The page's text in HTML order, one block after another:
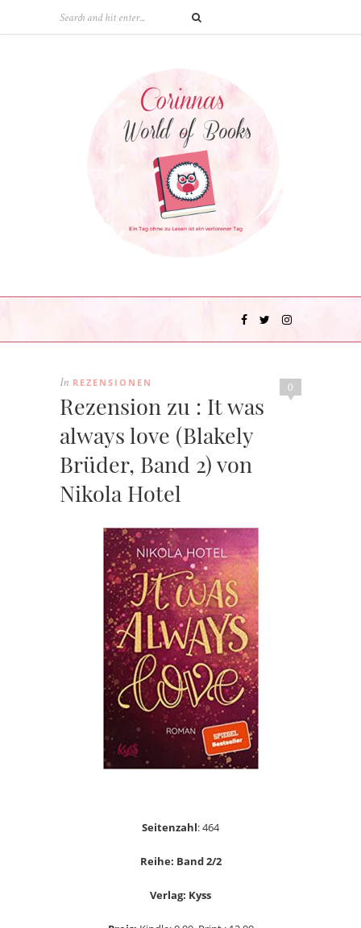
0
In REZENSIONEN
Rezension zu : It was
always love (Blakely
Brüder, Band 2) von
Nikola Hotel
Seitenzahl: 464
Reihe: Band 2/2
Verlag: Kyss